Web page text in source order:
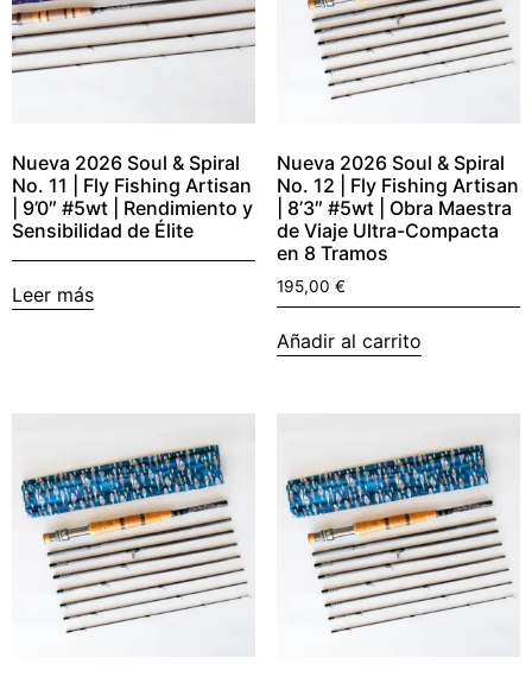
Nueva 2026 Soul & Spiral
No. 11 | Fly Fishing Artisan
| 9’0″ #5wt | Rendimiento y
Sensibilidad de Élite
Leer más
Nueva 2026 Soul & Spiral
No. 12 | Fly Fishing Artisan
| 8’3″ #5wt | Obra Maestra
de Viaje Ultra-Compacta
en 8 Tramos
195,00 €
Añadir al carrito